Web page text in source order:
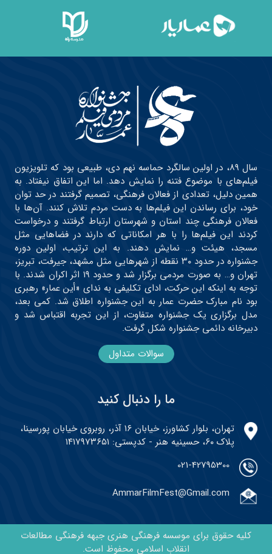
سال ۸۹، در اولین سالگرد حماسه نهم دی، طبیعی بود که تلویزیون
فیلم‌های با موضوع فتنه را نمایش دهد. اما این اتفاق نیفتاد. به
همین دلیل، تعدادی از فعالان فرهنگی، تصمیم گرفتند در حد توان
خود، برای رساندن این فیلم‌ها به دست مردم تلاش کنند. آن‌ها با
فعالان فرهنگی چند استان و شهرستان ارتباط گرفتند و درخواست
کردند این فیلم‌ها را با هر امکاناتی که دارند در فضاهایی مثل
مسجد، هیئت و… نمایش دهند. به این ترتیب، اولین دوره
جشنواره در حدود ۳۰ نقطه از شهرهایی مثل مشهد، جیرفت، تبریز،
تهران و… به صورت مردمی برگزار شد و حدود ۱۹ اثر اکران شدند. با
توجه به اینکه این حرکت، ادای تکلیفی به ندای «أین عمار» رهبری
بود نام مبارک حضرت عمار به این جشنواره اطلاق شد. کمی بعد،
مدل برگزاری یک جشنواره متفاوت، از این تجربه اقتباس شد و
دبیرخانه دائمی جشنواره شکل گرفت.
سوالات متداول
ما را دنبال کنید
تهران، بلوار کشاورز، خیابان ۱۶ آذر، روبروی خیابان پورسینا،
پلاک ۶۰، حسینیه هنر - کدپستی: ۱۴۱۷۹۷۳۶۵۱
021-42795300
AmmarFilmFest@Gmail.com
کلیه حقوق برای موسسه فرهنگی هنری جبهه فرهنگی مطالعات
انقلاب اسلامی محفوظ است.